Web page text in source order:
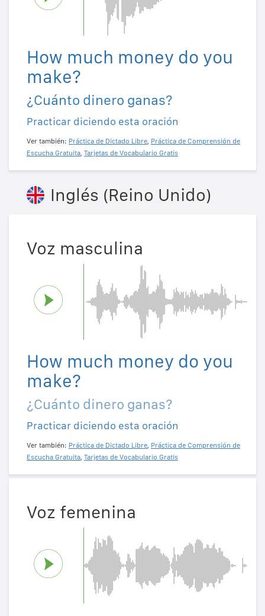
How much money do you
make?
¿Cuánto dinero ganas?
Practicar diciendo esta oración
Ver también: Práctica de Dictado Libre, Práctica de Comprensión de
Escucha Gratuita, Tarjetas de Vocabulario Gratis
Inglés (Reino Unido)
Voz masculina
How much money do you
make?
¿Cuánto dinero ganas?
Practicar diciendo esta oración
Ver también: Práctica de Dictado Libre, Práctica de Comprensión de
Escucha Gratuita, Tarjetas de Vocabulario Gratis
Voz femenina